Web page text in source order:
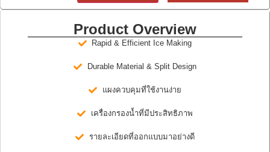
Product Overview
Rapid & Efficient Ice Making
Durable Material & Split Design
แผงควบคุมที่ใช้งานง่าย
เครื่องกรองน้ำที่มีประสิทธิภาพ
รายละเอียดที่ออกแบบมาอย่างดี